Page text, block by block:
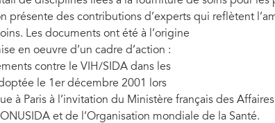
présente des contributions d’experts qui reflètent
Les documents ont été à l’origine
en oeuvre d’un cadre d’action :
contre le VIH/SIDA dans les
le 1er décembre 2001 lors
à Paris à l’invitation du Ministère français des
et de l’Organisation mondiale de la Santé.